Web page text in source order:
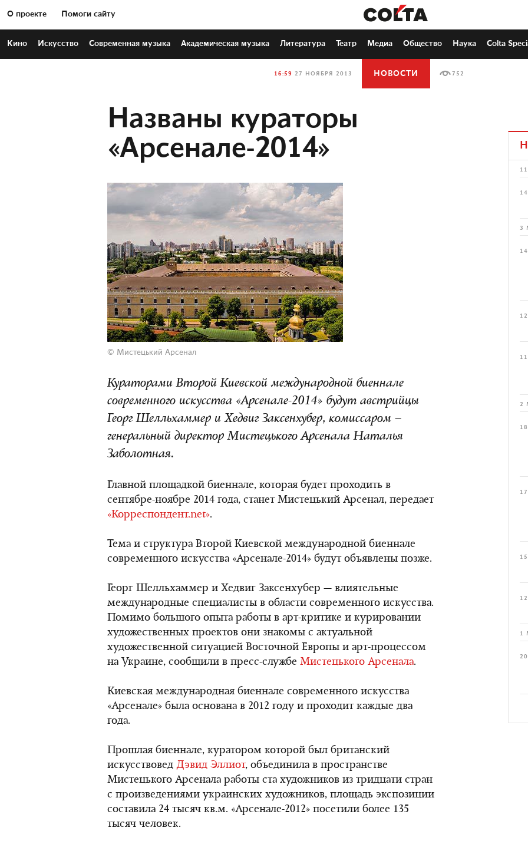
О проекте Помоги сайту
Кино Искусство Современная музыка Академическая музыка Литература Театр Медиа Общество Наука Colta
16:59 27 НОЯБРЯ 2013 НОВОСТИ 752
Названы кураторы
«Арсенале-2014»
© Мистецький Арсенал
Кураторами Второй Киевской международной биеннале
современного искусства «Арсенале-2014» будут австрийцы
Георг Шелльхаммер и Хедвиг Заксенхубер, комиссаром –
генеральный директор Мистецького Арсенала Наталья
Заболотная.
Главной площадкой биеннале, которая будет проходить в
сентябре-ноябре 2014 года, станет Мистецький Арсенал, передает
«Корреспондент.net».
Тема и структура Второй Киевской международной биеннале
современного искусства «Арсенале-2014» будут объявлены позже.
Георг Шелльхаммер и Хедвиг Заксенхубер — влиятельные
международные специалисты в области современного искусства.
Помимо большого опыта работы в арт-критике и курировании
художественных проектов они знакомы с актуальной
художественной ситуацией Восточной Европы и арт-процессом
на Украине, сообщили в пресс-службе Мистецького Арсенала.
Киевская международная биеннале современного искусства
«Арсенале» была основана в 2012 году и проходит каждые два
года.
Прошлая биеннале, куратором которой был британский
искусствовед Дэвид Эллиот, объединила в пространстве
Мистецького Арсенала работы ста художников из тридцати стран
с произведениями украинских художников, площадь экспозиции
составила 24 тысяч кв.м. «Арсенале-2012» посетили более 135
тысяч человек.
3
2
1